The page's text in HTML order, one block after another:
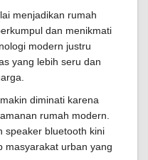
menjadikan rumah
dan menikmati
modern justru
yang lebih seru dan
diminati karena
rumah modern.
speaker bluetooth kini
masyarakat urban yang